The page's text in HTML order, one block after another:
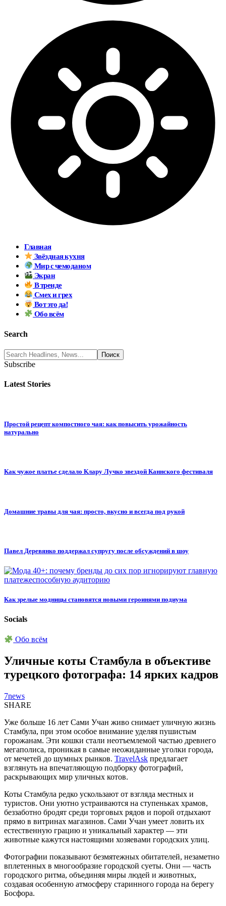
Главная
Звёздная кухня
Мир с чемоданом
Экран
В тренде
Смех и грех
Вот это да!
Обо всём
Search
Subscribe
Latest Stories
Простой рецепт компостного чая: как повысить урожайность
натурально
Как чужое платье сделало Клару Лучко звездой Каннского фестиваля
Домашние травы для чая: просто, вкусно и всегда под рукой
Павел Деревянко поддержал супругу после обсуждений в шоу
Как зрелые модницы становятся новыми героинями подиума
Socials
Обо всём
Уличные коты Стамбула в объективе
турецкого фотографа: 14 ярких кадров
7news
SHARE
Уже больше 16 лет Сами Учан живо снимает уличную жизнь
Стамбула, при этом особое внимание уделяя пушистым
горожанам. Эти кошки стали неотъемлемой частью древнего
мегаполиса, проникая в самые неожиданные уголки города,
от мечетей до шумных рынков. TravelAsk предлагает
взглянуть на впечатляющую подборку фотографий,
раскрывающих мир уличных котов.
Коты Стамбула редко ускользают от взгляда местных и
туристов. Они уютно устраиваются на ступеньках храмов,
беззаботно бродят среди торговых рядов и порой отдыхают
прямо в витринах магазинов. Сами Учан умеет ловить их
естественную грацию и уникальный характер — эти
животные кажутся настоящими хозяевами городских улиц.
Фотографии показывают безмятежных обитателей, незаметно
вплетенных в многообразие городской суеты. Они — часть
городского ритма, объединяя миры людей и животных,
создавая особенную атмосферу старинного города на берегу
Босфора.